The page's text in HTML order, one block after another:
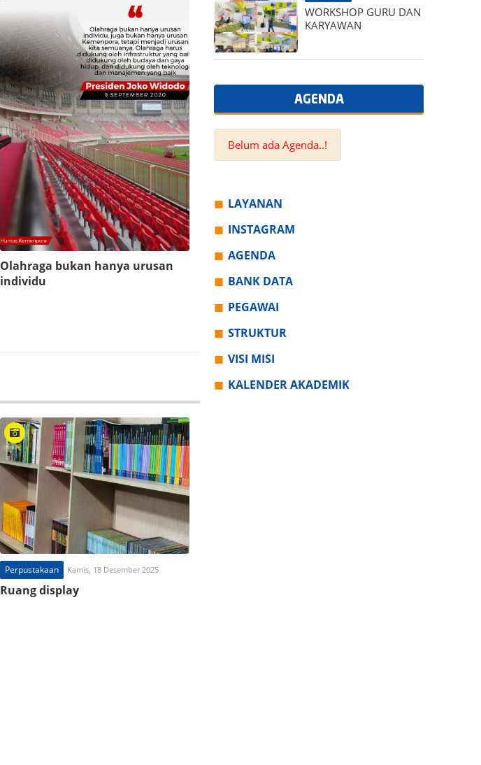
Olahraga bukan hanya urusan
individu
Perpustakaan Kamis, 18 Desember 2025
Ruang display
WORKSHOP GURU DAN
KARYAWAN
AGENDA
Belum ada Agenda..!
LAYANAN
INSTAGRAM
AGENDA
BANK DATA
PEGAWAI
STRUKTUR
VISI MISI
KALENDER AKADEMIK